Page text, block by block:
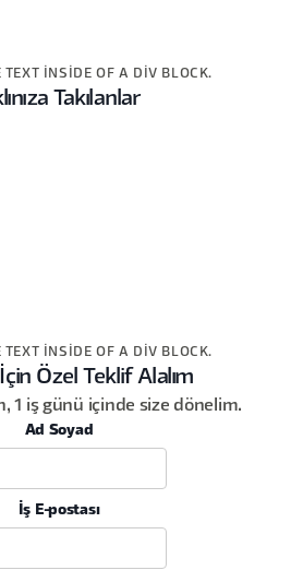
TEXT INSIDE OF A DIV BLOCK.
Takılanlar
TEXT INSIDE OF A DIV BLOCK.
Özel Teklif Alalım
1 iş günü içinde size dönelim.
Ad Soyad
İş E-postası